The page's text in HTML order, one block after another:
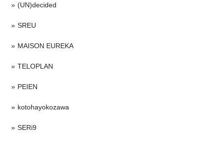
(UN)decided
SREU
MAISON EUREKA
TELOPLAN
PEIEN
kotohayokozawa
SERi9